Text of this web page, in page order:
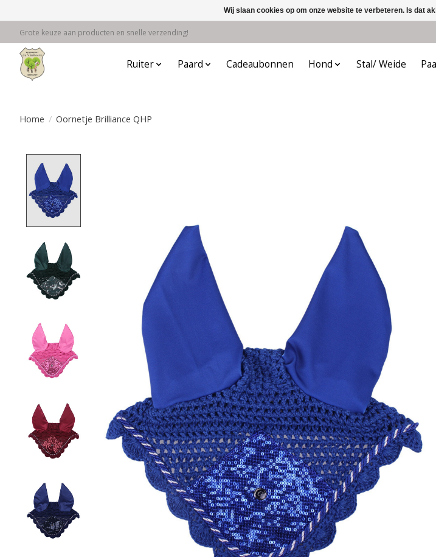
Grote keuze aan producten en snelle verzending!
Ruiter Paard Cadeaubonnen Hond Stal/ Weide
Home / Oornetje Brilliance QHP
Wij slaan cookies op om onze website te verbeteren. Is dat